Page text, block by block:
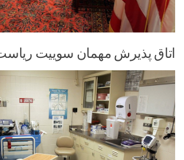
اتاق پذیرش مهمان سوییت